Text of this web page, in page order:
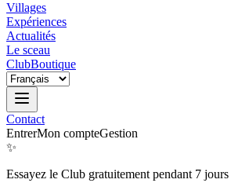
Villages
Expériences
Actualités
Le sceau
ClubBoutique
Contact
EntrerMon compteGestion
✨
Essayez le Club gratuitement pendant 7 jours